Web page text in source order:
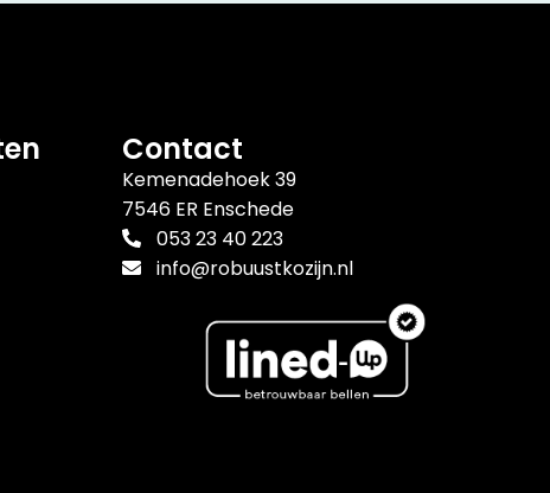
Contact
Kemenadehoek 39
7546 ER Enschede
053 23 40 223
info@robuustkozijn.nl